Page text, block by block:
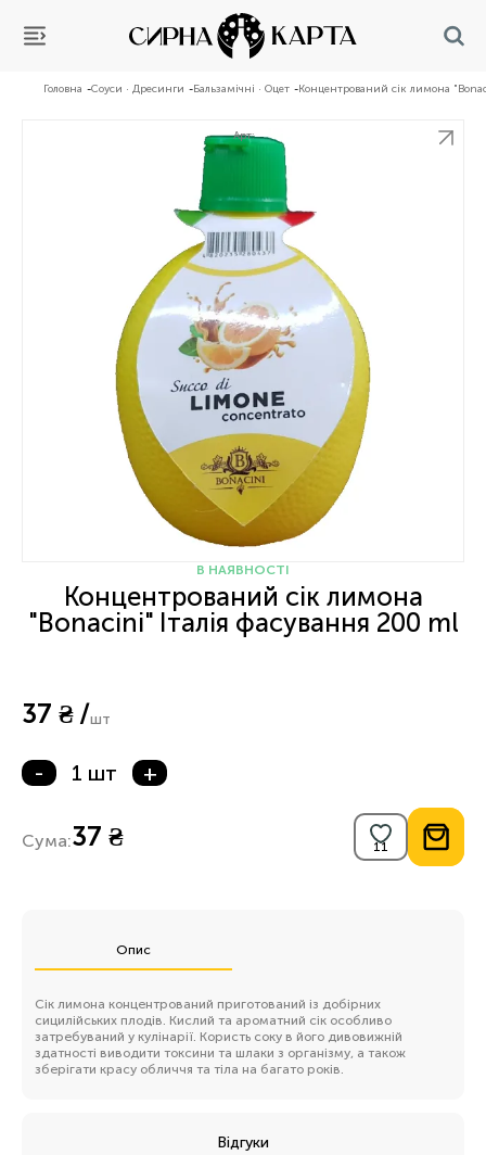
Головна Соуси · Дресинги Бальзамічні · Оцет Концентрований сік лимона
Арт:
В НАЯВНОСТІ
Концентрований сік лимона
"Bonacini" Італія фасування 200 ml
37 ₴ /шт
- 1 шт +
Сума:37 ₴
Опис
Сік лимона концентрований приготований із добірних
сицилійських плодів. Кислий та ароматний сік особливо
затребуваний у кулінарії. Користь соку в його дивовижній
здатності виводити токсини та шлаки з організму, а також
зберігати красу обличчя та тіла на багато років.
Відгуки